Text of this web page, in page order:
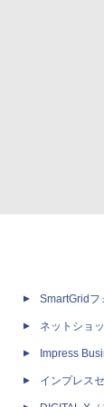
SmartGridフ
ネットショ
Impress
インプレス